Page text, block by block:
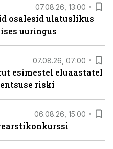
07.08.26, 13:00
osalesid ulatuslikus
uuringus
07.08.26, 07:00
esimestel eluaastatel
riski
06.08.26, 15:00